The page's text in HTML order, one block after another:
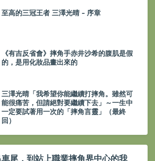
至高的三冠王者 三澤光晴 - 序章
《有吉反省會》摔角手赤井沙希的腹肌是假
的，是用化妝品畫出來的
三澤光晴「我希望你能繼續打摔角。雖然可
能很痛苦，但請絕對要繼續下去」～一生中
一定要試著用一次的「摔角言靈」（最終
回）
尾，到站上職業摔角界中心的我